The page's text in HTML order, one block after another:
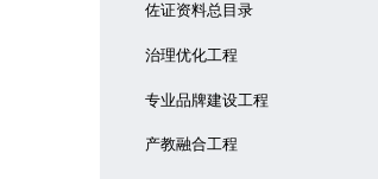
佐证资料总目录
治理优化工程
专业品牌建设工程
产教融合工程